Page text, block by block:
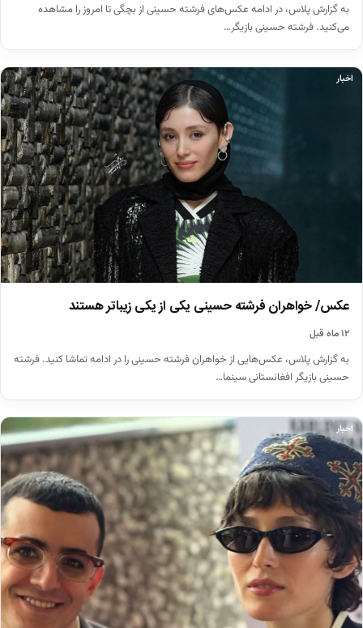
به گزارش پلاس، در ادامه عکس‌های فرشته حسینی از بچگی تا امروز را مشاهده
می‌کنید. فرشته حسینی بازیگر…
اخبار
عکس/ خواهران فرشته حسینی یکی از یکی زیباتر هستند
۱۲ ماه قبل
به گزارش پلاس، عکس‌هایی از خواهران فرشته‌ حسینی را در ادامه تماشا کنید. فرشته
حسینی بازیگر افغانستانی سینما…
اخبار